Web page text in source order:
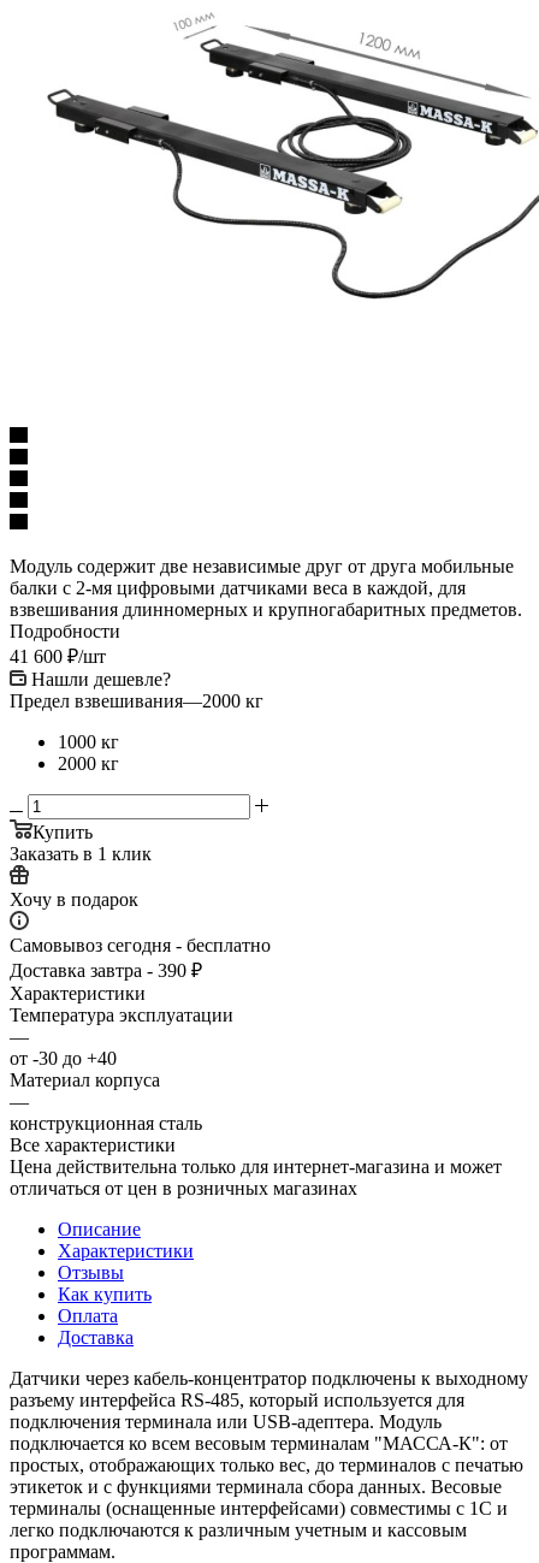
Модуль содержит две независимые друг от друга мобильные
балки с 2-мя цифровыми датчиками веса в каждой, для
взвешивания длинномерных и крупногабаритных предметов.
Подробности
41 600 ₽/шт
Нашли дешевле?
Предел взвешивания—2000 кг
1000 кг
2000 кг
Купить
Заказать в 1 клик
Хочу в подарок
Самовывоз сегодня - бесплатно
Доставка завтра - 390 ₽
Характеристики
Температура эксплуатации
—
от -30 до +40
Материал корпуса
—
конструкционная сталь
Все характеристики
Цена действительна только для интернет-магазина и может
отличаться от цен в розничных магазинах
Описание
Характеристики
Отзывы
Как купить
Оплата
Доставка
Датчики через кабель-концентратор подключены к выходному
разъему интерфейса RS-485, который используется для
подключения терминала или USB-адептера. Модуль
подключается ко всем весовым терминалам "МАССА-К": от
простых, отображающих только вес, до терминалов с печатью
этикеток и с функциями терминала сбора данных. Весовые
терминалы (оснащенные интерфейсами) совместимы с 1С и
легко подключаются к различным учетным и кассовым
программам.